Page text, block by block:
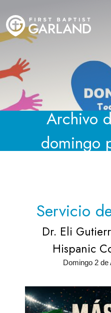
Archivo
domingo
Servicio
Dr. Eli
Hispanic
Domingo 2 de